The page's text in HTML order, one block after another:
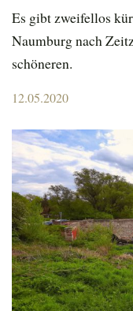
Es gibt zweifellos
Naumburg nach
schöneren.
Posted
12.05.2020